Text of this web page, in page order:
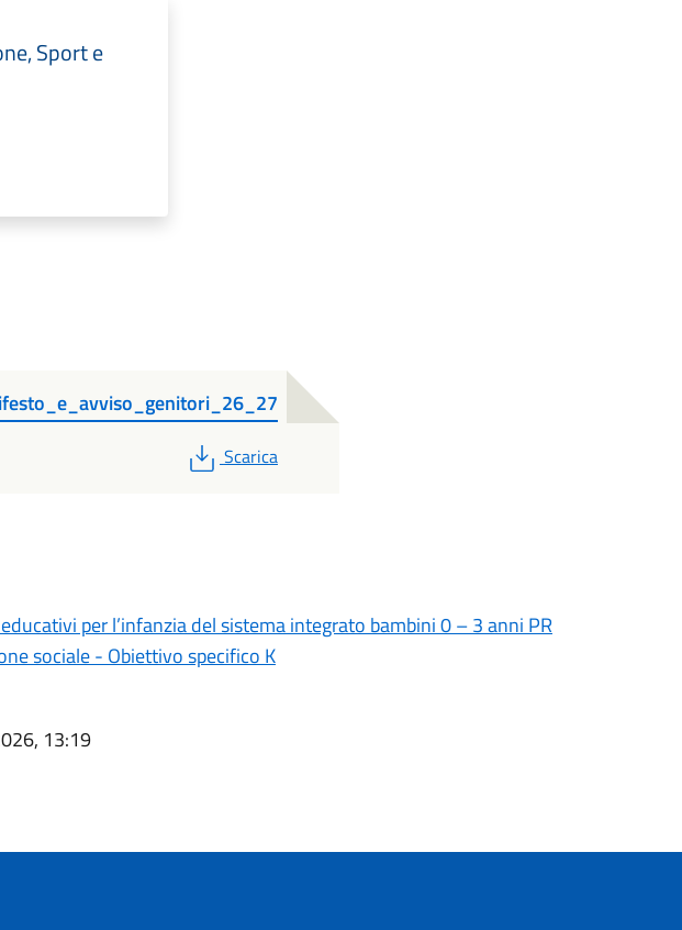
Sport e
PDF
Scarica
per l’infanzia del sistema integrato bambini 0 – 3 anni PR
sociale - Obiettivo specifico K
13:19